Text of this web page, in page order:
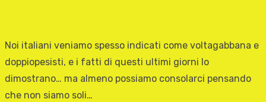
Noi italiani veniamo spesso indicati come voltagabbana e
doppiopesisti, e i fatti di questi ultimi giorni lo
dimostrano… ma almeno possiamo consolarci pensando
che non siamo soli…